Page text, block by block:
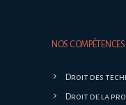
NOS
Droit des
Droit de la